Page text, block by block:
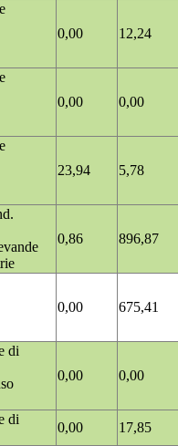
0,00 12,24
0,00 0,00
23,94 5,78
0,86 896,87
0,00 675,41
di
0,00 0,00
di
0,00
17,85